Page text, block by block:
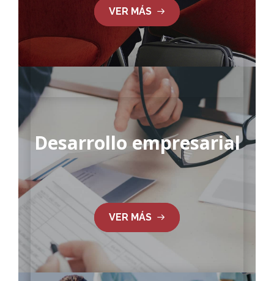
VER MÁS
Desarrollo empresarial
VER MÁS